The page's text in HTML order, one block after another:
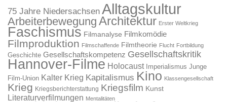
75 Jahre Niedersachsen Alltagskultur
Arbeiterbewegung Architektur Erster Weltkrieg
Faschismus Filmanalyse Filmkomödie
Filmproduktion Filmschaffende Filmtheorie Flucht Fortbildung
Geschichte Gesellschaftskompetenz Gesellschaftskritik
Hannover-Filme Holocaust Imperialismus Junge
Film-Union Kalter Krieg Kapitalismus Kino Klassengesellschaft
Krieg Kriegsberichterstattung Kriegsfilm Kunst
Literaturverfilmungen Mentalitäten